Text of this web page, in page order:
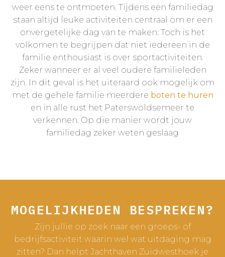
weer eens te ontmoeten. Tijdens een familiedag
staan altijd leuke activiteiten centraal om er een
onvergetelijke dag van te maken. Toch is het
volkomen te begrijpen dat niet iedereen in de
familie enthousiast is over sportactiviteiten.
Zeker wanneer er al veel oudere familieleden
zijn. In dit geval is het uiteraard ook mogelijk om
met de gehele familie meerdere boten te huren
en in alle rust het Paterswoldsemeer te
verkennen. Op die manier wordt jouw
familiedag zeker weten geslaag
MOGELIJKHEDEN BESPREKEN?
Zijn jullie op zoek naar een groeps- of
bedrijfsactiviteit waarin wel wat uitdaging mag
zitten? Dan helpt Jachthaven Zuidwesthoek je